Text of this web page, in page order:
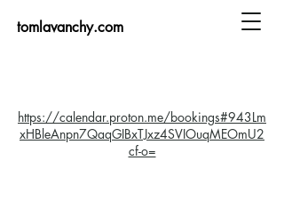
tomlavanchy.com
https://calendar.proton.me/bookings#943Lm
xHBleAnpn7QaqGIBxTJxz4SVIOuqMEOmU2
cf-o=